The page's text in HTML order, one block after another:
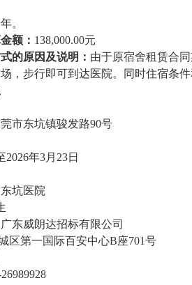
。
额： 138,000.00元
的原因及说明： 由于原宿舍租赁合
，步行即可到达医院。同时住宿条
市东坑镇骏发路90号
2026年3月23日
坑医院
东威朗达招标有限公司
区第一国际百安中心B座701号